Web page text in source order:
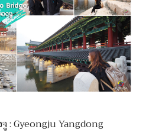
จู : Gyeongju Yangdong